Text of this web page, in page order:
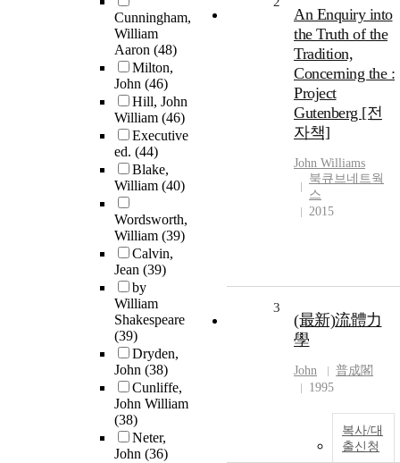
Cunningham,
William
Aaron (48)
Milton,
John (46)
Hill, John
William (46)
Executive
ed. (44)
Blake,
William (40)
Wordsworth,
William (39)
Calvin,
Jean (39)
by
William
Shakespeare
(39)
Dryden,
John (38)
Cunliffe,
John William
(38)
Neter,
John (36)
An Enquiry into
the Truth of the
Tradition,
Concerning the :
Project
Gutenberg [전
자책]
John Williams
북큐브네트웍
스
2015
3
(最新)流體力
學
John
普成閣
1995
복사/대
출신청